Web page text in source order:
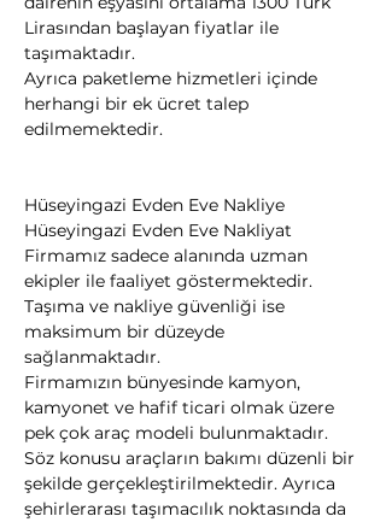
Lirasından başlayan fiyatlar ile
taşımaktadır.
Ayrıca paketleme hizmetleri içinde
herhangi bir ek ücret talep
edilmemektedir.
Hüseyingazi Evden Eve Nakliye
Hüseyingazi Evden Eve Nakliyat
Firmamız sadece alanında uzman
ekipler ile faaliyet göstermektedir.
Taşıma ve nakliye güvenliği ise
maksimum bir düzeyde
sağlanmaktadır.
Firmamızın bünyesinde kamyon,
kamyonet ve hafif ticari olmak üzere
pek çok araç modeli bulunmaktadır.
Söz konusu araçların bakımı düzenli bir
şekilde gerçekleştirilmektedir. Ayrıca
şehirlerarası taşımacılık noktasında da